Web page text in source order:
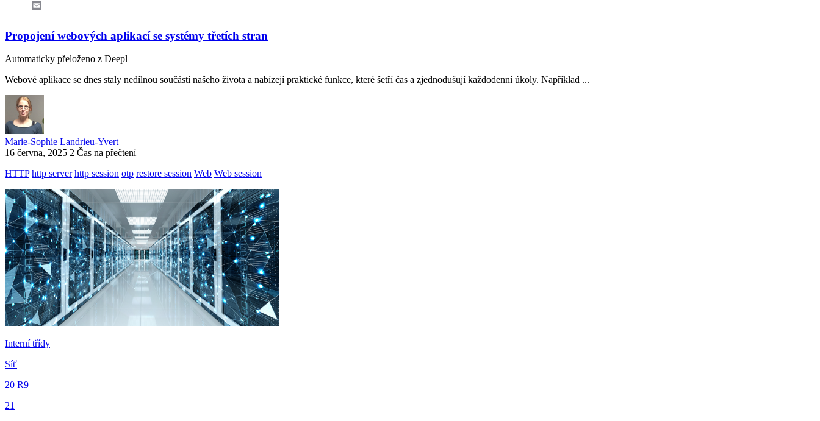
Propojení webových aplikací se systémy třetích stran
Automaticky přeloženo z Deepl
Webové aplikace se dnes staly nedílnou součástí našeho života a nabízejí praktické funkce, které šetří čas a zjednodušují každodenní úkoly. Například ...
Marie-Sophie Landrieu-Yvert
16 června, 2025 2 Čas na přečtení
HTTP http server http session otp restore session Web Web session
Interní třídy
Síť
20 R9
21